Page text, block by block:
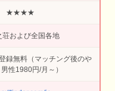
★★★★
荘および全国各地
録無料（マッチング後のや
性1980円/月～）